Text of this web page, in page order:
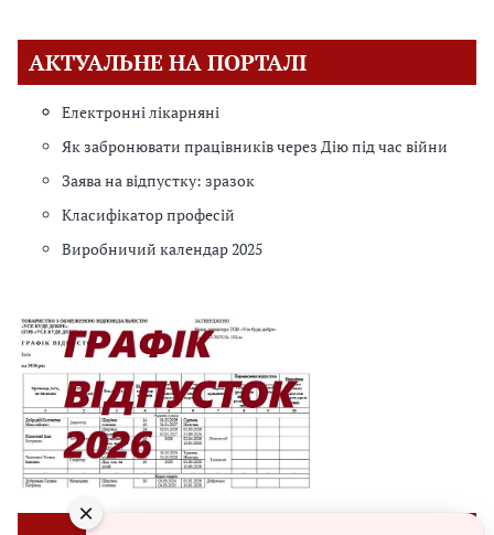
АКТУАЛЬНЕ НА ПОРТАЛІ
Електронні лікарняні
Як забронювати працівників через Дію під час війни
Заява на відпустку: зразок
Класифікатор професій
Виробничий календар 2025
×